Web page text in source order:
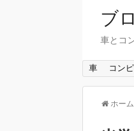
ブ
車とコ
車 コン
ホーム